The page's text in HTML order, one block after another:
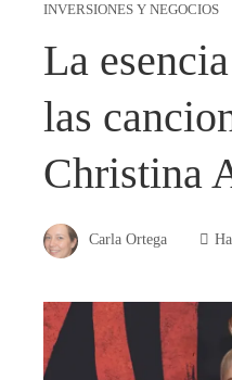
INVERSIONES Y NEGOCIOS
La
las
Christina
Carla Ortega